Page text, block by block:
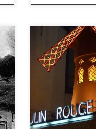
Luoghi del sesso
indoor di Fabio
illustra i principali
servizi sessuali
sociali e le
diversi paesi, il […]